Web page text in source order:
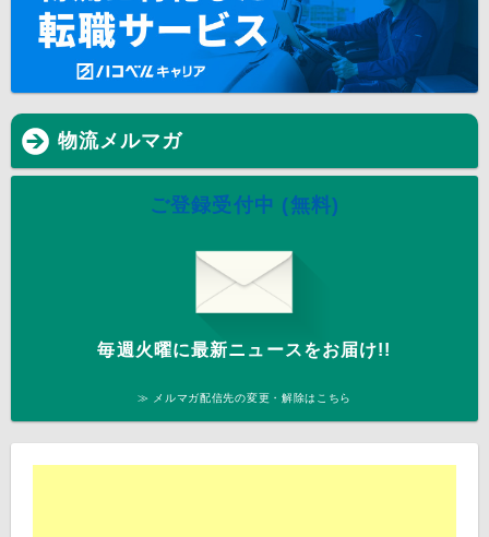
物流メルマガ
ご登録受付中 (無料)
毎週火曜に最新ニュースをお届け!!
≫ メルマガ配信先の変更・解除はこちら